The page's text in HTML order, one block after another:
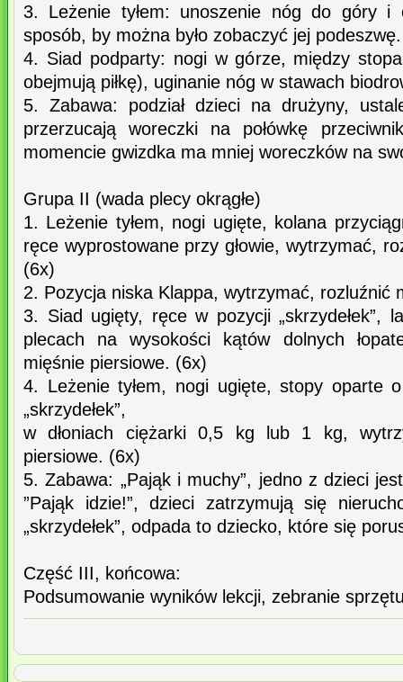
3. Leżenie tyłem: unoszenie nóg do góry i
sposób, by można było zobaczyć jej
4. Siad podparty: nogi w górze, między
obejmują piłkę), uginanie nóg w stawach
5. Zabawa: podział dzieci na drużyny,
przerzucają woreczki na połówkę
momencie gwizdka ma mniej woreczków na
Grupa II (wada plecy okrągłe)
1. Leżenie tyłem, nogi ugięte, kolana
ręce wyprostowane przy głowie, wytrzymać,
(6x)
2. Pozycja niska Klappa, wytrzymać, rozluźnić
3. Siad ugięty, ręce w pozycji „skrzydełek”,
plecach na wysokości kątów dolnych
mięśnie piersiowe. (6x)
4. Leżenie tyłem, nogi ugięte, stopy oparte
„skrzydełek”,
w dłoniach ciężarki 0,5 kg lub 1 kg,
piersiowe. (6x)
5. Zabawa: „Pająk i muchy”, jedno z dzieci
”Pająk idzie!”, dzieci zatrzymują się
„skrzydełek”, odpada to dziecko, które się
Część III, końcowa:
Podsumowanie wyników lekcji, zebranie